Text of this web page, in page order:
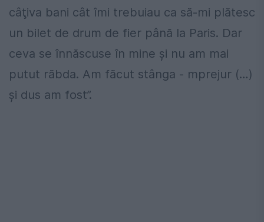
câţiva bani cât îmi trebuiau ca să-mi plătesc
un bilet de drum de fier până la Paris. Dar
ceva se înnăscuse în mine şi nu am mai
putut răbda. Am făcut stânga - mprejur (…)
şi dus am fost”.